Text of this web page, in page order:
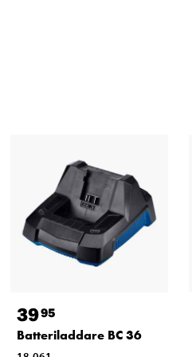
3995
Batteriladdare BC 36